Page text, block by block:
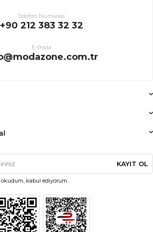
Telefon Numarası
+90 212 383 32 32
E-Posta
KAYIT OL
okudum, kabul ediyorum.